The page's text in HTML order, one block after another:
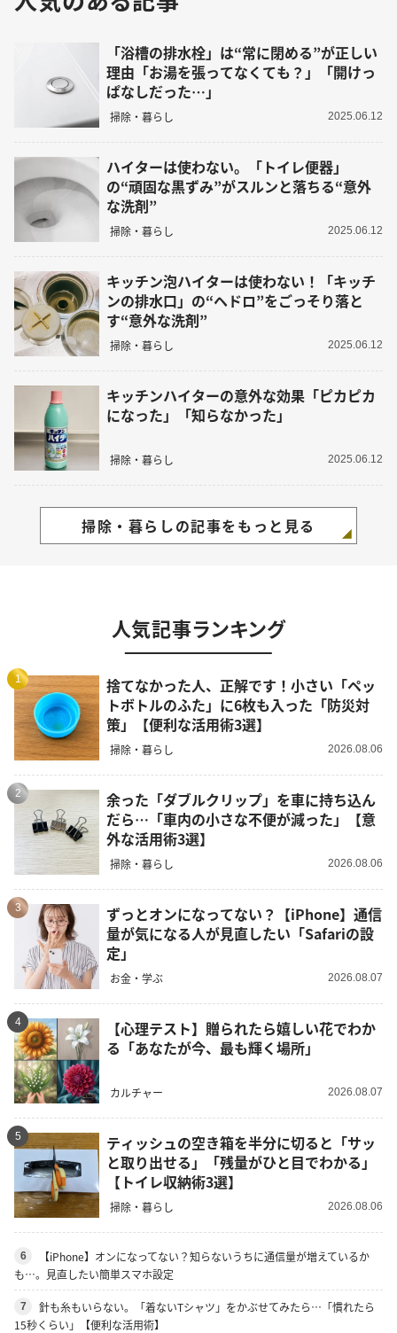
「浴槽の排水栓」は“常に閉める”が正しい
理由「お湯を張ってなくても？」「開けっ
ぱなしだった…」
掃除・暮らし 2025.06.12
ハイターは使わない。「トイレ便器」
の“頑固な黒ずみ”がスルンと落ちる“意外
な洗剤”
掃除・暮らし 2025.06.12
キッチン泡ハイターは使わない！「キッチ
ンの排水口」の“ヘドロ”をごっそり落と
す“意外な洗剤”
掃除・暮らし 2025.06.12
キッチンハイターの意外な効果「ピカピカ
になった」「知らなかった」
掃除・暮らし 2025.06.12
掃除・暮らしの記事をもっと見る
人気記事ランキング
1
捨てなかった人、正解です！小さい「ペッ
トボトルのふた」に6枚も入った「防災対
策」【便利な活用術3選】
掃除・暮らし 2026.08.06
2
余った「ダブルクリップ」を車に持ち込ん
だら…「車内の小さな不便が減った」【意
外な活用術3選】
掃除・暮らし 2026.08.06
3
ずっとオンになってない？【iPhone】通信
量が気になる人が見直したい「Safariの設
定」
お金・学ぶ 2026.08.07
4
【心理テスト】贈られたら嬉しい花でわか
る「あなたが今、最も輝く場所」
カルチャー 2026.08.07
5
ティッシュの空き箱を半分に切ると「サッ
と取り出せる」「残量がひと目でわかる」
【トイレ収納術3選】
掃除・暮らし 2026.08.06
6
【iPhone】オンになってない？知らないうちに通信量が増えているか
も…。見直したい簡単スマホ設定
7
針も糸もいらない。「着ないTシャツ」をかぶせてみたら…「慣れたら
15秒くらい」【便利な活用術】